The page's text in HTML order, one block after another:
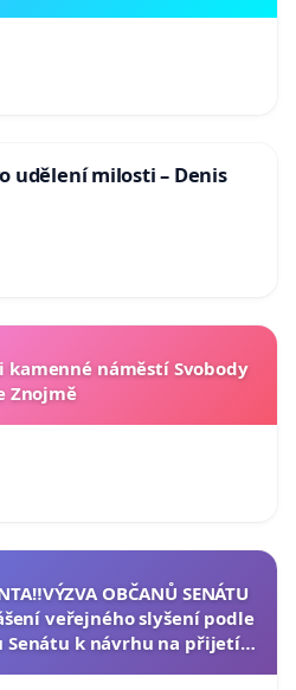
udělení milosti – Denis
kamenné náměstí Svobody
Znojmě
OBČANŮ SENÁTU
veřejného slyšení podle
Senátu k návrhu na přijetí